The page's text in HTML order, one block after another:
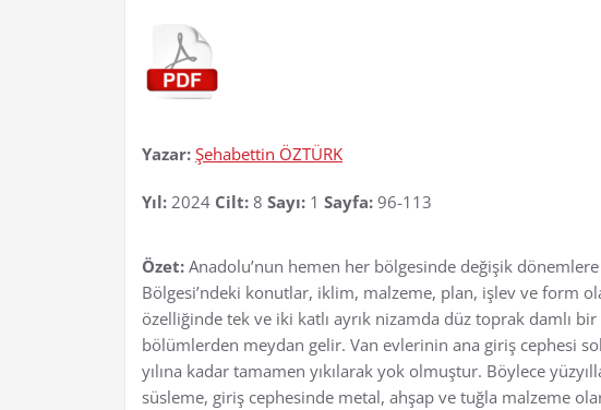
Yazar: Şehabettin ÖZTÜRK
Yıl: 2024 Cilt: 8 Sayı: 1 Sayfa: 96-113
Özet: Anadolu’nun hemen her bölgesinde değişik
Bölgesi’ndeki konutlar, iklim, malzeme, plan, işlev ve form
özelliğinde tek ve iki katlı ayrık nizamda düz toprak damlı
bölümlerden meydan gelir. Van evlerinin ana giriş cephesi
yılına kadar tamamen yıkılarak yok olmuştur. Böylece
süsleme, giriş cephesinde metal, ahşap ve tuğla malzeme